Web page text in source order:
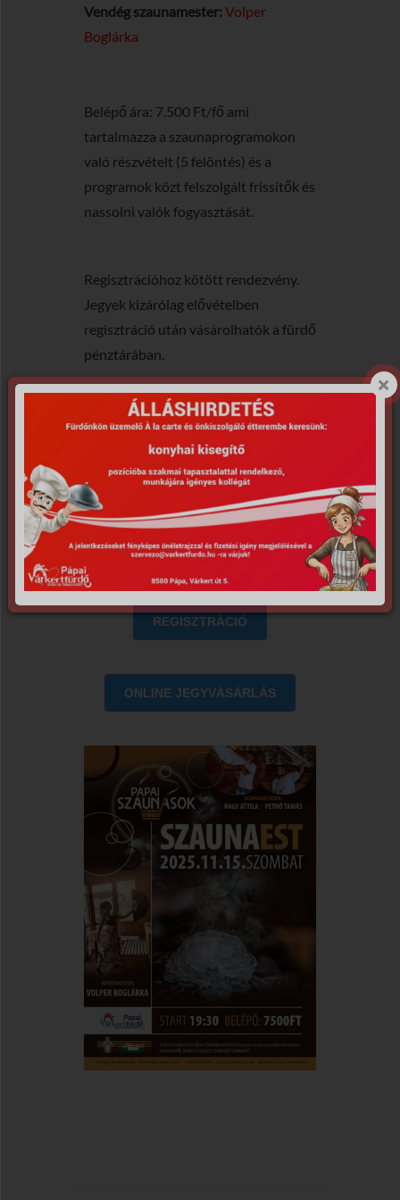
Vendég szaunamester:Volper
Boglárka
Belépő ára: 7.500 Ft/fő ami
tartalmazza a szaunaprogramokon
való részvételt (5 felöntés) és a
programok közt felszolgált frissítők és
nassolni valók fogyasztását.
Regisztrációhoz kötött rendezvény.
Jegyek kizárólag elővételben
regisztráció után vásárolhatók a fürdő
pénztárában.
Vendégek érkezése 18:30-tól
lehetséges.
Max létszám a rendezvényre: 55 Fő
Felöntések max. létszám: 55
Fő/Program
Regisztráció:
REGISZTRÁCIÓ
ONLINE JEGYVÁSÁRLÁS